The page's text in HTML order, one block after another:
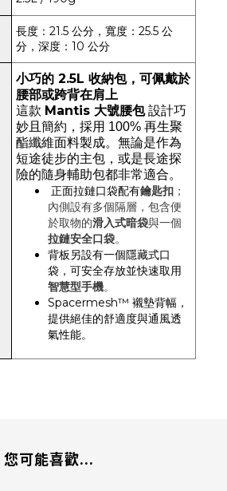
長度：21.5 公分，寬度：25.5 公
分，深度：10 公分
小巧的 2.5L 收納包，可佩戴於
腰部或跨背在肩上
這款 Mantis 大號腰包設計巧
妙且簡約，採用 100% 再生聚
酯纖維面料製成。無論是作為
短途徒步的主包，或是長途探
險的隨身輔助包都非常適合。
正面拉鏈口袋配有鑰匙扣 ；
內側設有多個隔層，包含便
於取物的滑入式暗袋與一個
拉鏈安全口袋。
背板另設有一個隱藏式口
袋，可安全存放並快速取用
智慧型手機。
Spacermesh™ 襯墊背幅，
提供絕佳的舒適度與通風透
氣性能。
您可能喜歡...